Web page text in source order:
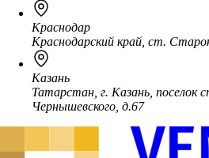
Краснодар
Краснодарский край, ст.
Казань
Татарстан, г. Казань, поселок
Чернышевского, д.67